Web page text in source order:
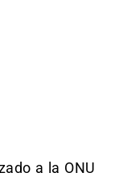
a la ONU